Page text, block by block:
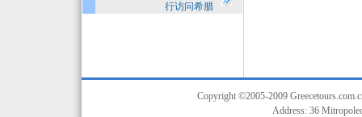
行访问希腊
Copyright ©2005-2009
Address: 36